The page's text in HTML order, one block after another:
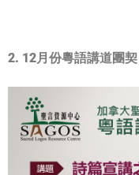
2. 12月份粵語講道團契